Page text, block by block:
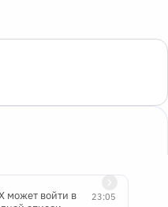
23:05
может войти в